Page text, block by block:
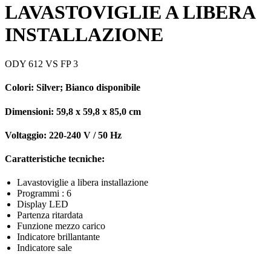
LAVASTOVIGLIE A LIBERA
INSTALLAZIONE
ODY 612 VS FP 3
Colori: Silver; Bianco disponibile
Dimensioni: 59,8 x 59,8 x 85,0 cm
Voltaggio: 220-240 V / 50 Hz
Caratteristiche tecniche:
Lavastoviglie a libera installazione
Programmi : 6
Display LED
Partenza ritardata
Funzione mezzo carico
Indicatore brillantante
Indicatore sale